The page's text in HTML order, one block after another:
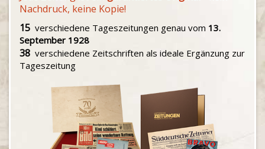
Nachdruck, keine Kopie!
15 verschiedene Tageszeitungen genau vom 13.
September 1928
38 verschiedene Zeitschriften als ideale Ergänzung zur
Tageszeitung